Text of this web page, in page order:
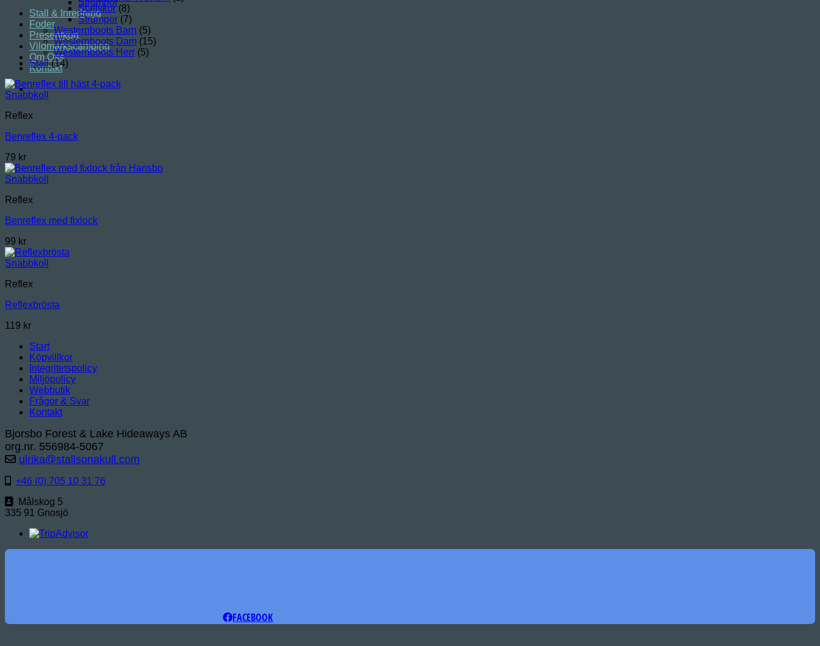
Strumpor
Stall & Inredning
Foder
Presentkort
Vildmarkscamping
Om Oss
Kontakt
Stallskor (8)
Strumpor (7)
Westernboots Barn (5)
Westernboots Dam (15)
Westernboots Herr (5)
Stall (14)
Snabbkoll
Reflex
Benreflex 4-pack
79 kr
Snabbkoll
Reflex
Benreflex med fixlock
99 kr
Snabbkoll
Reflex
Reflexbrösta
119 kr
Start
Köpvillkor
Integritetspolicy
Miljöpolicy
Webbutik
Frågor & Svar
Kontakt
Bjorsbo Forest & Lake Hideaways AB
org.nr. 556984-5067
ulrika@stallsonakull.com
+46 (0) 705 10 31 76
Målskog 5
335 91 Gnosjö
FACEBOOK